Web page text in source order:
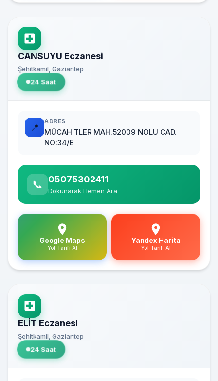
CANSUYU Eczanesi
Şehitkamil, Gaziantep
24 Saat
📍
ADRES
MÜCAHİTLER MAH.52009 NOLU CAD.
NO:34/E
📞 05075302411
Dokunarak Hemen Ara
Google Maps
Yol Tarifi Al
Yandex Harita
Yol Tarifi Al
ELİT Eczanesi
Şehitkamil, Gaziantep
24 Saat